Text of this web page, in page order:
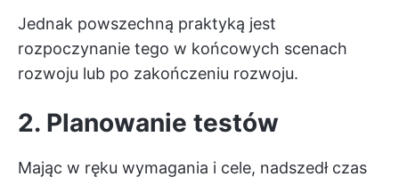
Jednak powszechną praktyką jest
rozpoczynanie tego w końcowych scenach
rozwoju lub po zakończeniu rozwoju.
2. Planowanie testów
Mając w ręku wymagania i cele, nadszedł czas